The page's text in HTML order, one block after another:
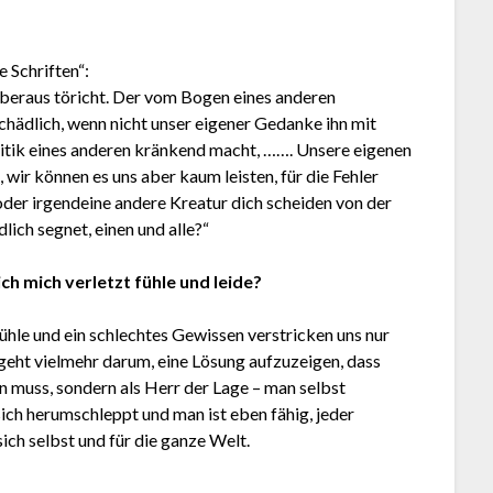
Schriften“:
töricht. Der vom Bogen eines anderen
wenn nicht unser eigener Gedanke ihn mit
eines anderen kränkend macht, ……. Unsere eigenen
können es uns aber kaum leisten, für die Fehler
irgendeine andere Kreatur dich scheiden von der
segnet, einen und alle?“
mich verletzt fühle und leide?
und ein schlechtes Gewissen verstricken uns nur
vielmehr darum, eine Lösung aufzuzeigen, dass
sondern als Herr der Lage – man selbst
herumschleppt und man ist eben fähig, jeder
selbst und für die ganze Welt.